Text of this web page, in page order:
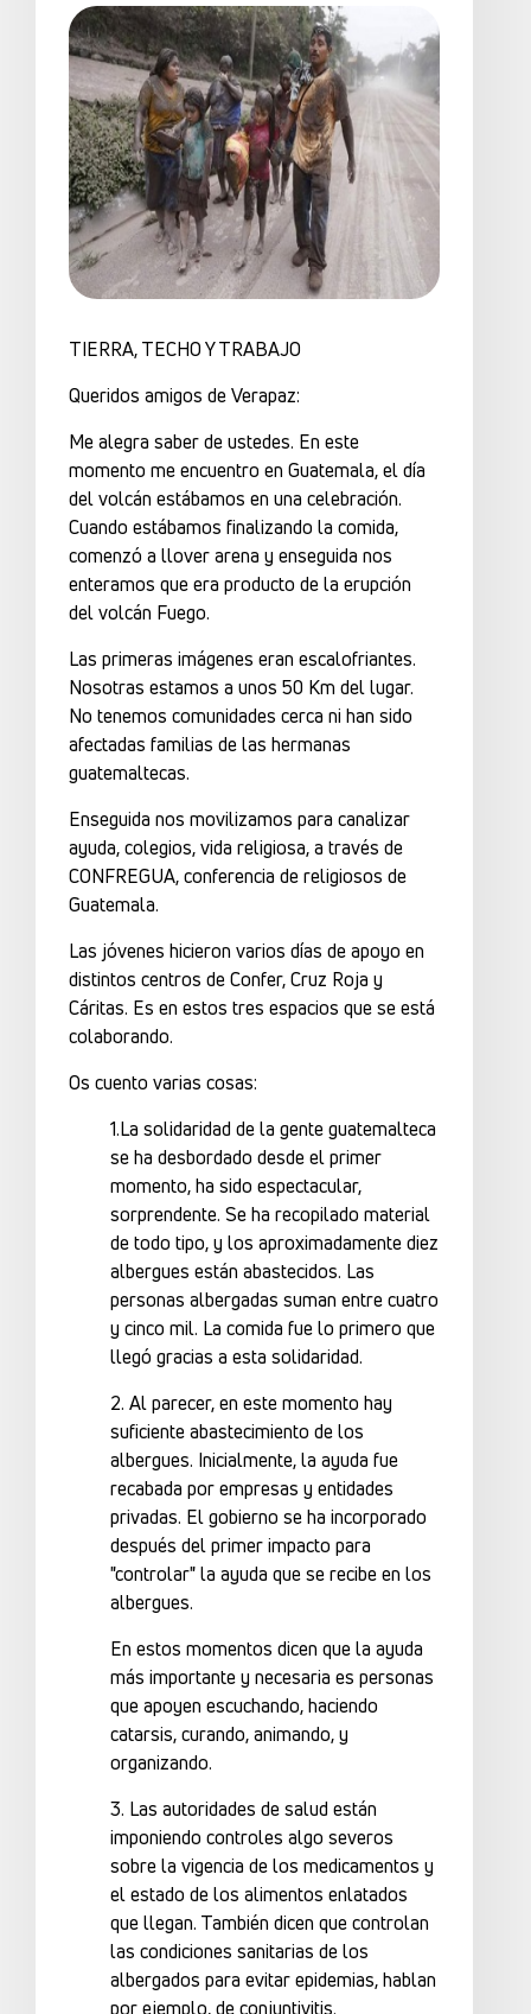
TIERRA, TECHO Y TRABAJO
Queridos amigos de Verapaz:
Me alegra saber de ustedes. En este
momento me encuentro en Guatemala, el día
del volcán estábamos en una celebración.
Cuando estábamos finalizando la comida,
comenzó a llover arena y enseguida nos
enteramos que era producto de la erupción
del volcán Fuego.
Las primeras imágenes eran escalofriantes.
Nosotras estamos a unos 50 Km del lugar.
No tenemos comunidades cerca ni han sido
afectadas familias de las hermanas
guatemaltecas.
Enseguida nos movilizamos para canalizar
ayuda, colegios, vida religiosa, a través de
CONFREGUA, conferencia de religiosos de
Guatemala.
Las jóvenes hicieron varios días de apoyo en
distintos centros de Confer, Cruz Roja y
Cáritas. Es en estos tres espacios que se está
colaborando.
Os cuento varias cosas:
1.La solidaridad de la gente guatemalteca
se ha desbordado desde el primer
momento, ha sido espectacular,
sorprendente. Se ha recopilado material
de todo tipo, y los aproximadamente diez
albergues están abastecidos. Las
personas albergadas suman entre cuatro
y cinco mil. La comida fue lo primero que
llegó gracias a esta solidaridad.
2. Al parecer, en este momento hay
suficiente abastecimiento de los
albergues. Inicialmente, la ayuda fue
recabada por empresas y entidades
privadas. El gobierno se ha incorporado
después del primer impacto para
"controlar" la ayuda que se recibe en los
albergues.
En estos momentos dicen que la ayuda
más importante y necesaria es personas
que apoyen escuchando, haciendo
catarsis, curando, animando, y
organizando.
3. Las autoridades de salud están
imponiendo controles algo severos
sobre la vigencia de los medicamentos y
el estado de los alimentos enlatados
que llegan. También dicen que controlan
las condiciones sanitarias de los
albergados para evitar epidemias, hablan
por ejemplo, de conjuntivitis.